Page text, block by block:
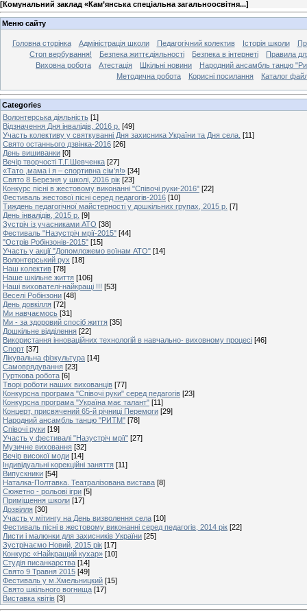
[Комунальний заклад «Кам’янська спеціальна загальноосвітня...]
Меню сайту
Головна сторінка Адміністрація школи Педагогічний колектив Історія школи
Стоп вербування!
Безпека життєдіяльності Безпека в інтернеті
Правила
Виховна робота
Атестація Шкільні новини
Народний ансамбль танцю
Методична робота
Корисні посилання Каталог
Categories
Волонтерська діяльність [1]
Відзначення Дня інвалідів, 2016 р. [49]
Участь колективу у святкуванні Дня захисника України та Дня села. [11]
Свято останнього дзвінка-2016 [26]
День вишиванки [0]
Вечір творчості Т.Г.Шевченка [27]
«Тато ,мама і я – спортивна сім’я!» [34]
Свято 8 Березня у школі, 2016 рік [23]
Конкурс пісні в жестовому виконанні "Співочі руки-2016" [22]
Фестиваль жестової пісні серед педагогів-2016 [10]
Тиждень педагогічної майстерності у дошкільних групах, 2015 р. [7]
День інвалідів, 2015 р. [9]
Зустріч із учасниками АТО [38]
Фестиваль "Назустріч мрії-2015" [44]
"Острів Робінзонів-2015" [15]
Участь у акції "Допомложемо воїнам АТО" [14]
Волонтерський рух [18]
Наш колектив [78]
Наше шкільне життя [106]
Наші вихователі-найкращі !!! [53]
Веселі Робінзони [48]
День довкілля [72]
Ми навчаємось [31]
Ми - за здоровий спосіб життя [35]
Дошкільне відділення [22]
Використання інноваційних технологій в навчально- виховному процесі [46]
Спорт [37]
Лікувальна фізкультура [14]
Самоврядування [23]
Гурткова робота [6]
Творі роботи наших вихованців [77]
Конкурсна програма "Співочі руки" серед педагогів [23]
Конкурсна програма "Україна має талант" [11]
Концерт, присвячений 65-й річниці Перемоги [29]
Народний ансамбль танцю "РИТМ" [78]
Співочі руки [19]
Участь у фестивалі "Назустріч мрії" [27]
Музичне виховання [32]
Вечір високої моди [14]
Індивідуальні корекційні заняття [11]
Випускники [54]
Наталка-Полтавка. Театралізована вистава [8]
Сюжетно - рольові ігри [5]
Приміщення школи [17]
Дозвілля [30]
Участь у мітингу на День визволення села [10]
Фестиваль пісні в жестовому виконанні серед педагогів, 2014 рік [22]
Листи і малюнки для захисників України [25]
Зустрічаємо Новий, 2015 рік [17]
Конкурс «Найкращий кухар» [10]
Студія писанкарства [14]
Свято 9 Травня 2015 [49]
Фестиваль у м.Хмельницкий [15]
Свято шкільного вогнища [17]
Виставка квітів [3]